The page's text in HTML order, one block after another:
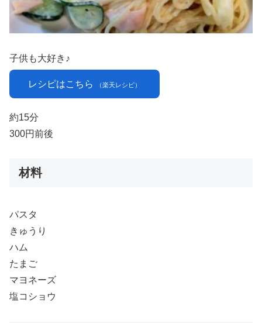
子供も大好き♪
レシピはこちら （楽天レシピ）
約15分
300円前後
材料
パスタ
きゅうり
ハム
たまご
マヨネーズ
塩コショウ